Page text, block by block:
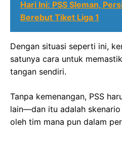
Hari Ini: PSS Sleman,
Berebut Tiket Liga 1
Dengan situasi seperti ini,
satunya cara untuk
tangan sendiri.
Tanpa kemenangan, PSS
lain—dan itu adalah
oleh tim mana pun dalam